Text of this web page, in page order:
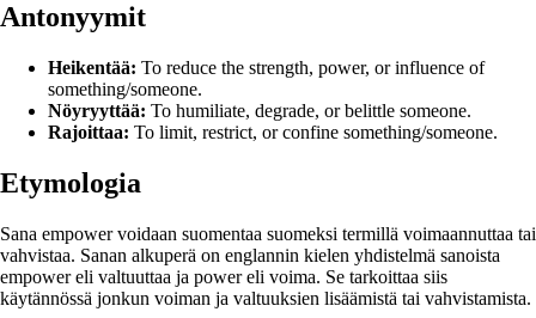
Antonyymit
Heikentää: To reduce the strength, power, or influence of
something/someone.
Nöyryyttää: To humiliate, degrade, or belittle someone.
Rajoittaa: To limit, restrict, or confine something/someone.
Etymologia
Sana empower voidaan suomentaa suomeksi termillä voimaannuttaa tai
vahvistaa. Sanan alkuperä on englannin kielen yhdistelmä sanoista
empower eli valtuuttaa ja power eli voima. Se tarkoittaa siis
käytännössä jonkun voiman ja valtuuksien lisäämistä tai vahvistamista.